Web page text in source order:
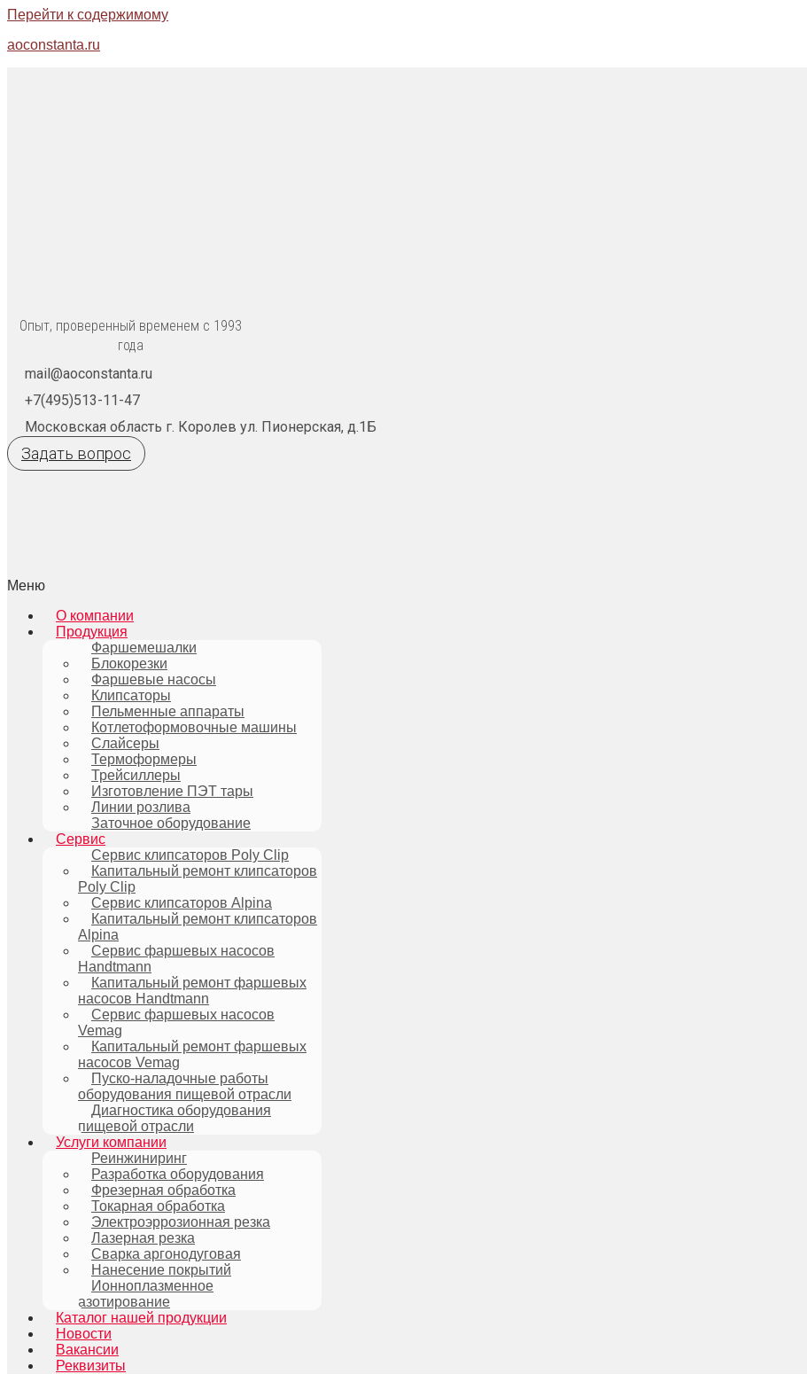
Перейти к содержимому
aoconstanta.ru
Опыт, проверенный временем с 1993
года
mail@aoconstanta.ru
+7(495)513-11-47
Московская область г. Королев ул. Пионерская, д.1Б
Задать вопрос
Меню
О компании
Продукция
Фаршемешалки
Блокорезки
Фаршевые насосы
Клипсаторы
Пельменные аппараты
Котлетоформовочные машины
Слайсеры
Термоформеры
Трейсиллеры
Изготовление ПЭТ тары
Линии розлива
Заточное оборудование
Сервис
Сервис клипсаторов Poly Clip
Капитальный ремонт клипсаторов
Poly Clip
Сервис клипсаторов Alpina
Капитальный ремонт клипсаторов
Alpina
Сервис фаршевых насосов
Handtmann
Капитальный ремонт фаршевых
насосов Handtmann
Сервис фаршевых насосов
Vemag
Капитальный ремонт фаршевых
насосов Vemag
Пуско-наладочные работы
оборудования пищевой отрасли
Диагностика оборудования
пищевой отрасли
Услуги компании
Реинжиниринг
Разработка оборудования
Фрезерная обработка
Токарная обработка
Электроэррозионная резка
Лазерная резка
Сварка аргонодуговая
Нанесение покрытий
Ионноплазменное
азотирование
Каталог нашей продукции
Новости
Вакансии
Реквизиты